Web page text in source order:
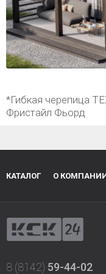
*Гибкая черепица
Фристайл Фьорд
КАТАЛОГ О
8 (8142) 59-44-02